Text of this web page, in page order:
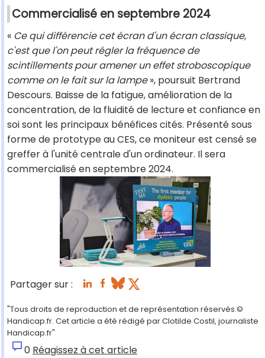
Commercialisé en septembre 2024
« Ce qui différencie cet écran d'un écran classique,
c'est que l'on peut régler la fréquence de
scintillements pour amener un effet stroboscopique
comme on le fait sur la lampe», poursuit Bertrand
Descours. Baisse de la fatigue, amélioration de la
concentration, de la fluidité de lecture et confiance en
soi sont les principaux bénéfices cités. Présenté sous
forme de prototype au CES, ce moniteur est censé se
greffer à l'unité centrale d'un ordinateur. Il sera
commercialisé en septembre 2024.
Partager sur :
"Tous droits de reproduction et de représentation réservés.©
Handicap.fr. Cet article a été rédigé par Clotilde Costil, journaliste
Handicap.fr"
0 Réagissez à cet article